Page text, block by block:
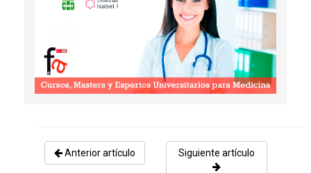
Anterior artículo Siguiente artículo